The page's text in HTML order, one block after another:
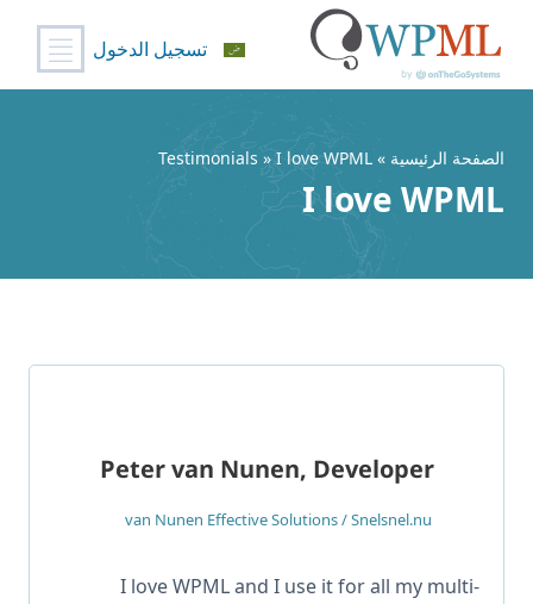
المحتوى
تسجيل الدخول
الصفحة الرئيسية »
Testimonials » I love WPML
I love WPML
Peter van Nunen, Developer
van Nunen Effective Solutions / Snelsnel.nu
I love WPML and I use it for all my multi-